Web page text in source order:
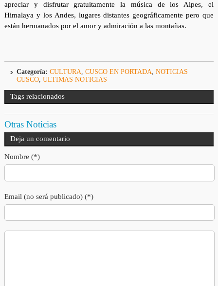
apreciar y disfrutar gratuitamente la música de los Alpes, el
Himalaya y los Andes, lugares distantes geográficamente pero que
están hermanados por el amor y admiración a las montañas.
Categoría: CULTURA, CUSCO EN PORTADA, NOTICIAS
CUSCO, ULTIMAS NOTICIAS
Tags relacionados
Otras Noticias
Deja un comentario
Nombre (*)
Email (no será publicado) (*)